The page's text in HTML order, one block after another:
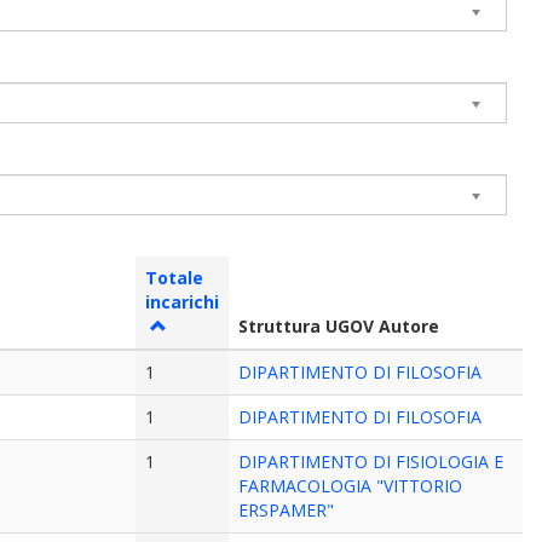
Totale
incarichi
Struttura UGOV Autore
1
DIPARTIMENTO DI FILOSOFIA
1
DIPARTIMENTO DI FILOSOFIA
1
DIPARTIMENTO DI FISIOLOGIA E
FARMACOLOGIA "VITTORIO
ERSPAMER"